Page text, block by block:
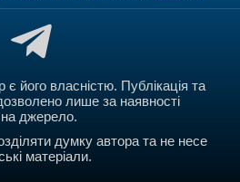
його власністю. Публікація та
лише за наявності
на джерело.
думку автора та не несе
матеріали.